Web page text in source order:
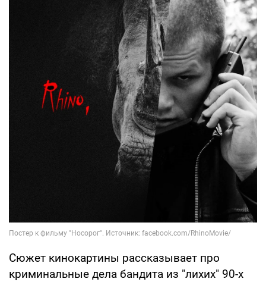
Сюжет кинокартины рассказывает про
криминальные дела бандита из "лихих" 90-х